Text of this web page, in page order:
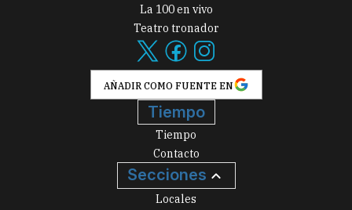
La 100 en vivo
Teatro tronador
AÑADIR COMO FUENTE EN
Tiempo
Tiempo
Contacto
Secciones
Locales